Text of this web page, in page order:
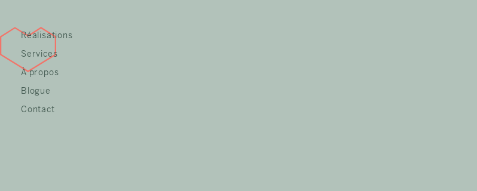
Réalisations
Services
À propos
Blogue
Contact